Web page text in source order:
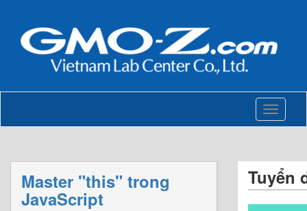
Toggle
Master "this" trong
JavaScript
Tuyển